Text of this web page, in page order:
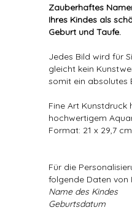
Zauberhaftes
Ihres Kindes als
Geburt und Taufe.
Jedes Bild wird für
gleicht kein
somit ein absolutes
Fine Art Kunstdruck
hochwertigem
Format: 21 x 29,7
Für die
folgende Daten von
Name des Kindes
Geburtsdatum